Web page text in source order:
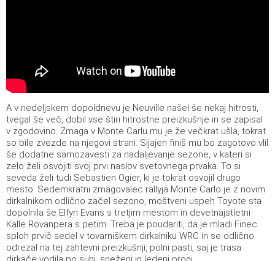
A v nedeljskem dopoldnevu je Neuville našel še nekaj hitrosti,
tvegal še več, dobil vse štiri hitrostne preizkušnje in se zapisal
v zgodovino. Zmaga v Monte Carlu mu je že večkrat ušla, tokrat
so bile zvezde na njegovi strani. Sijajen finiš mu bo zagotovo vlil
še dodatne samozavesti za nadaljevanje sezone, v kateri si
zelo želi osvojiti svoj prvi naslov svetovnega prvaka. To si
seveda želi tudi Sebastien Ogier, ki je tokrat osvojil drugo
mesto. Sedemkratni zmagovalec rallyja Monte Carlo je z novim
dirkalnikom odlično začel sezono, moštveni uspeh Toyote sta
dopolnila še Elfyn Evans s tretjim mestom in devetnajstletni
Kalle Rovanperä s petim. Treba je poudariti, da je mladi Finec
sploh prvič sedel v tovarniškem dirkalniku WRC in se odlično
odrezal na tej zahtevni preizkušnji, polni pasti, saj je trasa